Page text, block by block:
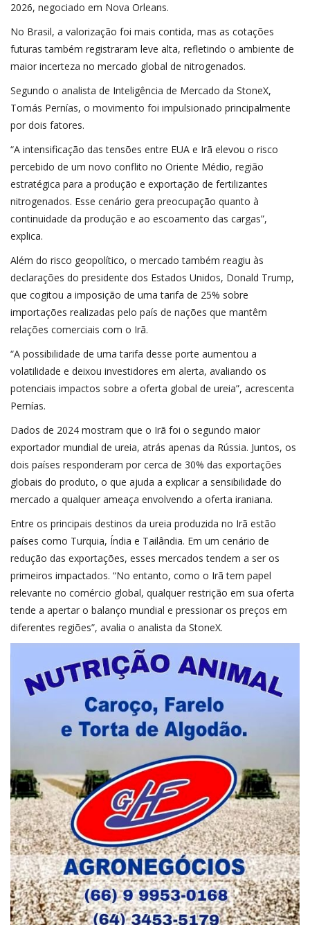
2026, negociado em Nova Orleans.
No Brasil, a valorização foi mais contida, mas as cotações
futuras também registraram leve alta, refletindo o ambiente de
maior incerteza no mercado global de nitrogenados.
Segundo o analista de Inteligência de Mercado da StoneX,
Tomás Pernías, o movimento foi impulsionado principalmente
por dois fatores.
“A intensificação das tensões entre EUA e Irã elevou o risco
percebido de um novo conflito no Oriente Médio, região
estratégica para a produção e exportação de fertilizantes
nitrogenados. Esse cenário gera preocupação quanto à
continuidade da produção e ao escoamento das cargas”,
explica.
Além do risco geopolítico, o mercado também reagiu às
declarações do presidente dos Estados Unidos, Donald Trump,
que cogitou a imposição de uma tarifa de 25% sobre
importações realizadas pelo país de nações que mantêm
relações comerciais com o Irã.
“A possibilidade de uma tarifa desse porte aumentou a
volatilidade e deixou investidores em alerta, avaliando os
potenciais impactos sobre a oferta global de ureia”, acrescenta
Pernías.
Dados de 2024 mostram que o Irã foi o segundo maior
exportador mundial de ureia, atrás apenas da Rússia. Juntos, os
dois países responderam por cerca de 30% das exportações
globais do produto, o que ajuda a explicar a sensibilidade do
mercado a qualquer ameaça envolvendo a oferta iraniana.
Entre os principais destinos da ureia produzida no Irã estão
países como Turquia, Índia e Tailândia. Em um cenário de
redução das exportações, esses mercados tendem a ser os
primeiros impactados. “No entanto, como o Irã tem papel
relevante no comércio global, qualquer restrição em sua oferta
tende a apertar o balanço mundial e pressionar os preços em
diferentes regiões”, avalia o analista da StoneX.